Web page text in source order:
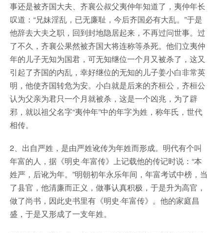
事还是被齐国大夫、齐襄公叔父夷仲年知道了，夷仲年长
叹道：“兄妹淫乱，已无廉耻，今后齐国必有大乱。”于是
他辞去大夫之职，回到封地隐居起来，不再过问世事。过
了不久，齐襄公果然被齐国大将连称等杀死。他们立夷仲
年的儿子无知为国君，可无知继位一个月又被杀了，这又
引起了齐国的内乱，幸好继位的无知的儿子姜小白非常英
明，他使齐国转危为安。小白就是后来的齐桓公，齐桓公
认为父亲为君只一个月就被杀，这是一个凶兆，为了辟
邪，就以祖父名字“夷仲年”中的年字为姓，称年氏，世代
相传。
2、出自严姓，是由严姓讹传为年姓而形成。明代有个叫
年富的人，据《明史·年富传》上记载他的传记时说：“本
姓严，后讹为年。”明朝初年永乐年间，年富考试中榜，当
了县官，他清廉而正义，做事认真积极，于是升为高官，
做了尚书，因此史书里有《明史·年富传》。他的家庭昌
盛，于是又形成了一支年姓。